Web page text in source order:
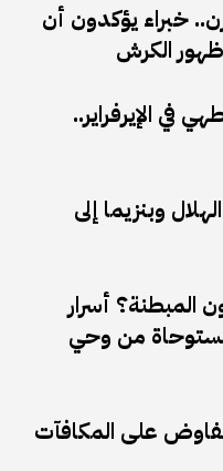
خبراء يؤكدون أن
الكرش
في الإيرفراير..
وبنزيما إلى
المبطنة؟ أسرار
من وحي
على المكافآت